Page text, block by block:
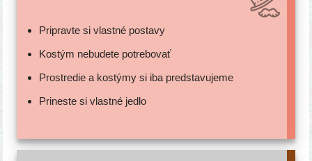
Pripravte si vlast­né postavy
Kostým nebu­de­te potrebovať
Prostredie a kos­tý­my si iba predstavujeme
Prineste si vlast­né jedlo